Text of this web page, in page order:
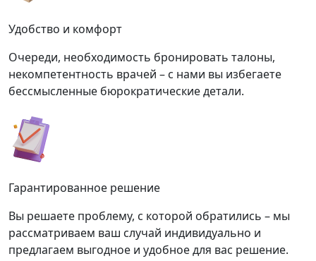
Удобство и комфорт
Очереди, необходимость бронировать талоны,
некомпетентность врачей – с нами вы избегаете
бессмысленные бюрократические детали.
Гарантированное решение
Вы решаете проблему, с которой обратились – мы
рассматриваем ваш случай индивидуально и
предлагаем выгодное и удобное для вас решение.